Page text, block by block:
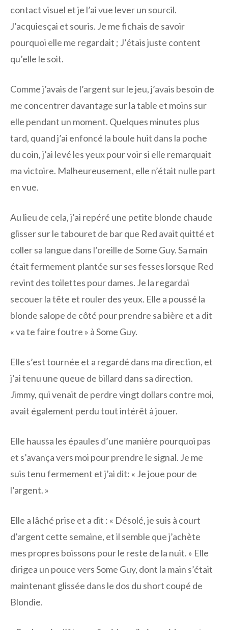
contact visuel et je l’ai vue lever un sourcil.
J’acquiesçai et souris. Je me fichais de savoir
pourquoi elle me regardait ; J’étais juste content
qu’elle le soit.
Comme j’avais de l’argent sur le jeu, j’avais besoin de
me concentrer davantage sur la table et moins sur
elle pendant un moment. Quelques minutes plus
tard, quand j’ai enfoncé la boule huit dans la poche
du coin, j’ai levé les yeux pour voir si elle remarquait
ma victoire. Malheureusement, elle n’était nulle part
en vue.
Au lieu de cela, j’ai repéré une petite blonde chaude
glisser sur le tabouret de bar que Red avait quitté et
coller sa langue dans l’oreille de Some Guy. Sa main
était fermement plantée sur ses fesses lorsque Red
revint des toilettes pour dames. Je la regardai
secouer la tête et rouler des yeux. Elle a poussé la
blonde salope de côté pour prendre sa bière et a dit
« va te faire foutre » à Some Guy.
Elle s’est tournée et a regardé dans ma direction, et
j’ai tenu une queue de billard dans sa direction.
Jimmy, qui venait de perdre vingt dollars contre moi,
avait également perdu tout intérêt à jouer.
Elle haussa les épaules d’une manière pourquoi pas
et s’avança vers moi pour prendre le signal. Je me
suis tenu fermement et j’ai dit: « Je joue pour de
l’argent. »
Elle a lâché prise et a dit : « Désolé, je suis à court
d’argent cette semaine, et il semble que j’achète
mes propres boissons pour le reste de la nuit. » Elle
dirigea un pouce vers Some Guy, dont la main s’était
maintenant glissée dans le dos du short coupé de
Blondie.